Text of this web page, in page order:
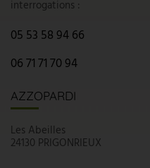
interrogations :
05 53 58 94 66
06 71 71 70 94
AZZOPARDI
Les Abeilles
24130 PRIGONRIEUX